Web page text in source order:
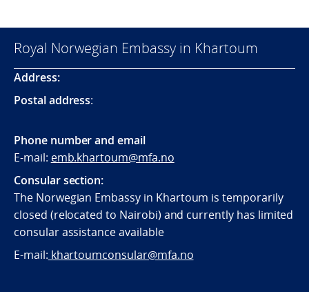
Royal Norwegian Embassy in Khartoum
Address:
Postal address:
Phone number and email
E-mail: emb.khartoum@mfa.no
Consular section:
The Norwegian Embassy in Khartoum is temporarily
closed (relocated to Nairobi) and currently has limited
consular assistance available
E-mail: khartoumconsular@mfa.no